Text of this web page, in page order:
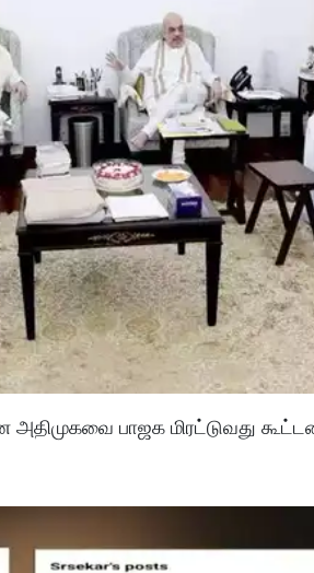
அதிமுகவை பாஜக மிரட்டுவது